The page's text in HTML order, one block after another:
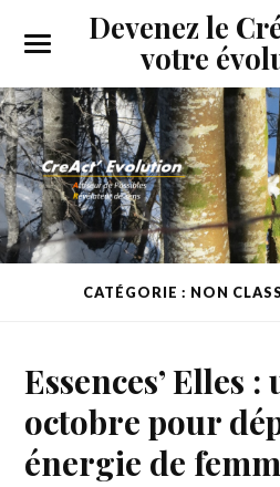
Devenez le
votre
CATÉGORIE : NON
Essences’ Elles :
octobre pour
énergie de